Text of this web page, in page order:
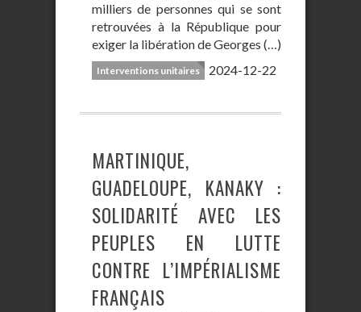
milliers de personnes qui se sont
retrouvées à la République pour
exiger la libération de Georges (…)
Interventions unitaires 2024-12-22
MARTINIQUE,
GUADELOUPE, KANAKY :
SOLIDARITÉ AVEC LES
PEUPLES EN LUTTE
CONTRE L’IMPÉRIALISME
FRANÇAIS